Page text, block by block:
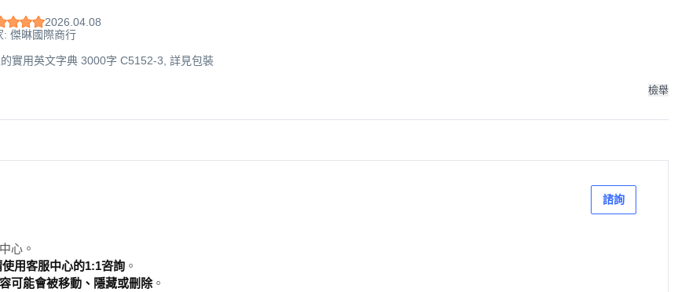
2026.04.08
: 傑晽國際商行
實用英文字典 3000字 C5152-3, 詳見包裝
檢舉
諮詢
心。
用客服中心的1:1咨詢 。
可能會被移動、隱藏或刪除。